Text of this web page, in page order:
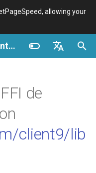
allowing your
NGINX Extras Documentation
Español
Français
Variables
Examples
Troubleshooting
Directives
Examples
Troubleshooting
Cache
cPanel EA4 - Proxy Cache
de
client9/lib